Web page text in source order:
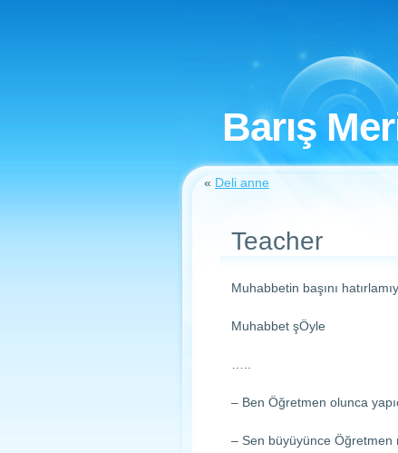
Barış
« Deli anne
Teacher
Muhabbetin başını
Muhabbet şÖyle
– Ben Öğretmen olunca
– Sen büyüyünce Öğretmen